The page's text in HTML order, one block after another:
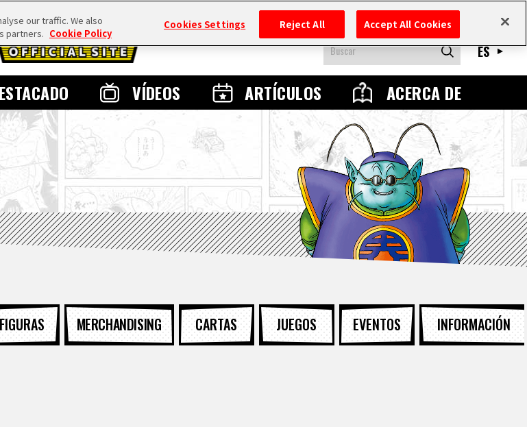
VÍDEOS ARTÍCULOS ACERCA DE
ES
FIGURAS MERCHANDISING CARTAS JUEGOS EVENTOS INFORMACIÓN
our traffic. We also
partners. Cookie Policy
Cookies Settings Reject All Accept All Cookies